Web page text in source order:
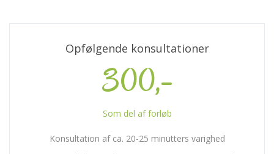
Opfølgende konsultationer
300,-
Som del af forløb
Konsultation af ca. 20-25 minutters varighed